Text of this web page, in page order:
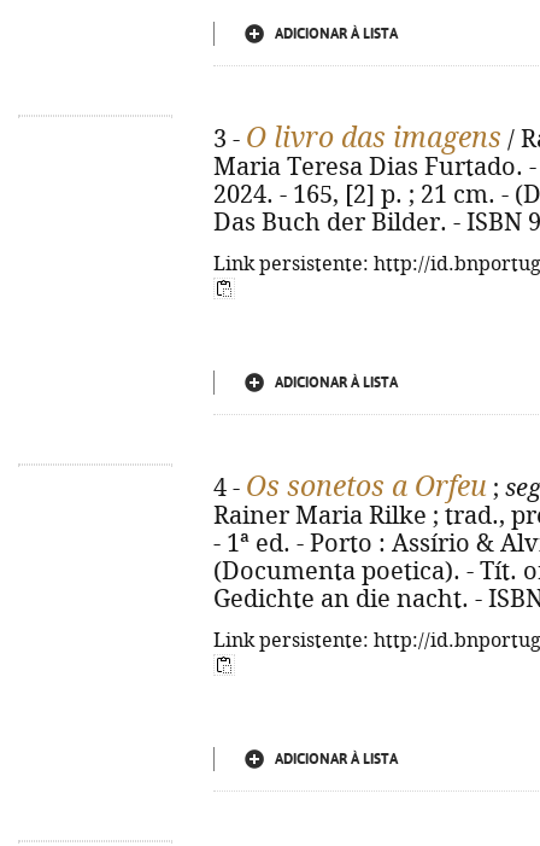
ADICIONAR À LISTA
3 - O livro das imagens /
Maria Teresa Dias Furtado.
2024. - 165, [2] p. ; 21 cm. -
Das Buch der Bilder. - ISBN
Link persistente: http://
ADICIONAR À LISTA
4 - Os sonetos a Orfeu ;
Rainer Maria Rilke ; trad.,
- 1ª ed. - Porto : Assírio &
(Documenta poetica). - Tít.
Gedichte an die nacht. -
Link persistente: http://
ADICIONAR À LISTA